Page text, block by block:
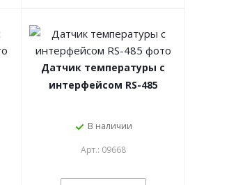
Датчик температуры с
интерфейсом RS-485
В наличии
Арт.: 09668